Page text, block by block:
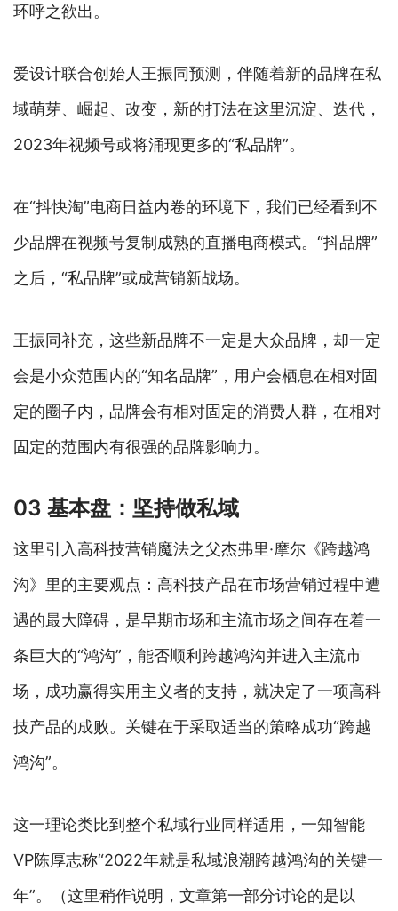
环呼之欲出。
爱设计联合创始人王振同预测，伴随着新的品牌在私
域萌芽、崛起、改变，新的打法在这里沉淀、迭代，
2023年视频号或将涌现更多的“私品牌”。
在“抖快淘”电商日益内卷的环境下，我们已经看到不
少品牌在视频号复制成熟的直播电商模式。“抖品牌”
之后，“私品牌”或成营销新战场。
王振同补充，这些新品牌不一定是大众品牌，却一定
会是小众范围内的“知名品牌”，用户会栖息在相对固
定的圈子内，品牌会有相对固定的消费人群，在相对
固定的范围内有很强的品牌影响力。
03 基本盘：坚持做私域
这里引入高科技营销魔法之父杰弗里·摩尔《跨越鸿
沟》里的主要观点：高科技产品在市场营销过程中遭
遇的最大障碍，是早期市场和主流市场之间存在着一
条巨大的“鸿沟”，能否顺利跨越鸿沟并进入主流市
场，成功赢得实用主义者的支持，就决定了一项高科
技产品的成败。关键在于采取适当的策略成功“跨越
鸿沟”。
这一理论类比到整个私域行业同样适用，一知智能
VP陈厚志称“2022年就是私域浪潮跨越鸿沟的关键一
年”。（这里稍作说明，文章第一部分讨论的是以